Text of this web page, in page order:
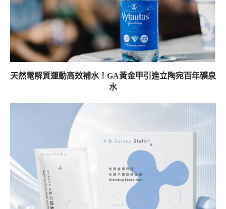
天然電解質運動高效補水！GA黃金甲引進立陶宛百年礦泉
水